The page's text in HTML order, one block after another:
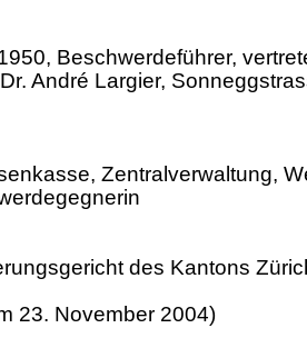
Beschwerdeführer,
André Largier,
Zentralverwaltung,
des Kantons
23. November 2004)